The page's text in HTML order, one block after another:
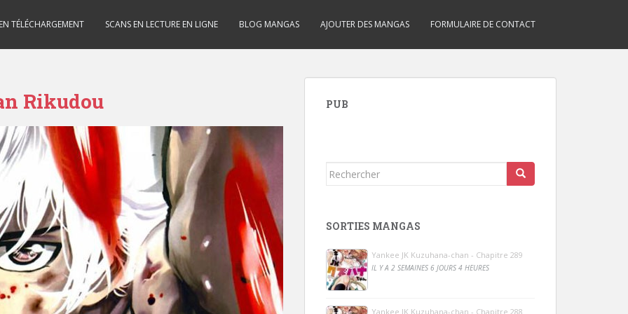
TÉLÉCHARGEMENT SCANS EN LECTURE EN LIGNE BLOG MANGAS AJOUTER DES MANGAS FORMULAIRE DE CONTACT
Rikudou PUB
Rechercher...
SORTIES MANGAS
Yankee JK Kuzuhana-chan - Chapitre 289
IL Y A 2 SEMAINES 6 JOURS 4 HEURES
Yankee JK Kuzuhana-chan - Chapitre 288